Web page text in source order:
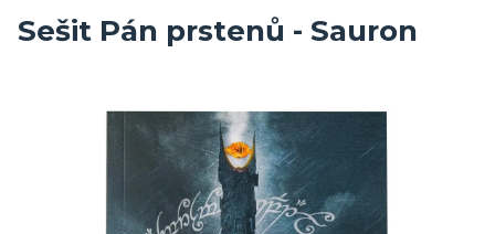
Sešit Pán prstenů - Sauron